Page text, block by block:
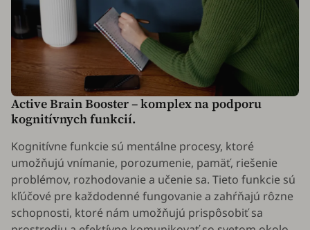
Active Brain Booster – komplex na podporu
kognitívnych funkcií.
Kognitívne funkcie sú mentálne procesy, ktoré
umožňujú vnímanie, porozumenie, pamäť, riešenie
problémov, rozhodovanie a učenie sa. Tieto funkcie sú
kľúčové pre každodenné fungovanie a zahŕňajú rôzne
schopnosti, ktoré nám umožňujú prispôsobiť sa